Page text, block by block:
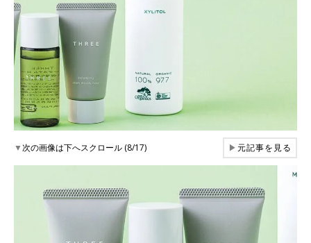
▼次の画像は下へスクロール (8/17) ▶元記事を見る